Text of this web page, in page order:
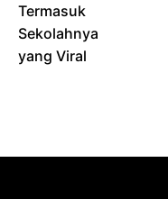
Termasuk
Sekolahnya
yang Viral